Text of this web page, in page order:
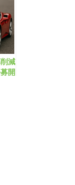
減
開